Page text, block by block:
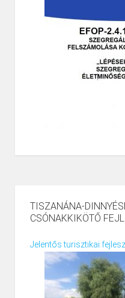
TISZANÁNA-
CSÓNAKKIKÖTŐ
Jelentős turisztikai